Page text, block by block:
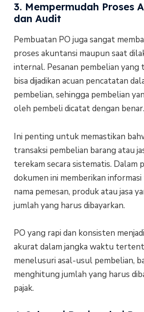
3. Mempermudah Proses
dan Audit
Pembuatan PO juga sangat
proses akuntansi maupun saat
internal. Pesanan pembelian yang
bisa dijadikan acuan pencatatan
pembelian, sehingga pembelian
oleh pembeli dicatat dengan benar.
Ini penting untuk memastikan
transaksi pembelian barang atau
terekam secara sistematis. Dalam
dokumen ini memberikan
nama pemesan, produk atau jasa
jumlah yang harus dibayarkan.
PO yang rapi dan konsisten
akurat dalam jangka waktu
menelusuri asal-usul pembelian,
menghitung jumlah yang harus
pajak.